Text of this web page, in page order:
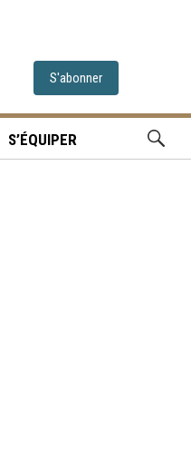
S'abonner
S’ÉQUIPER